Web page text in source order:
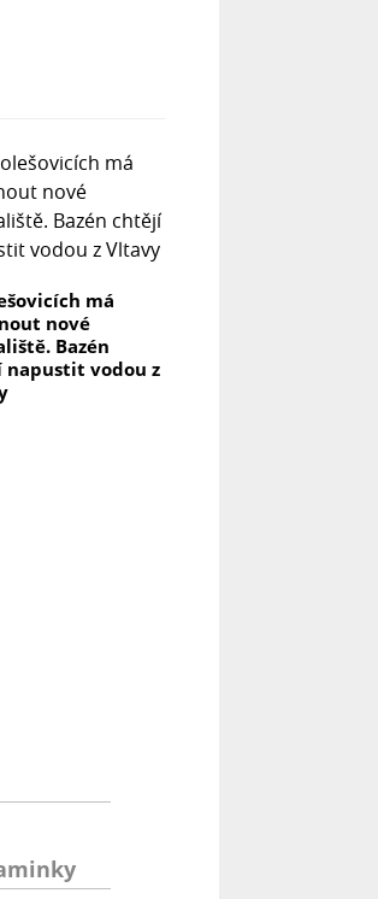
má
nové
Bazén
napustit vodou z